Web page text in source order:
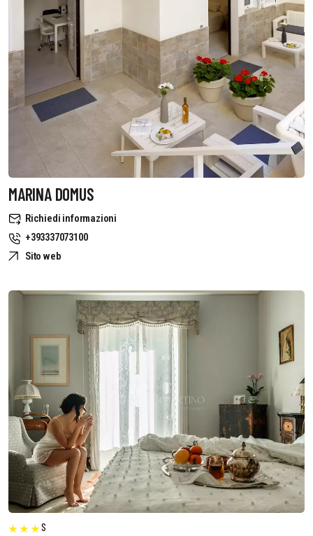
MARINA DOMUS
Richiedi informazioni
+393337073100
Sito web
S